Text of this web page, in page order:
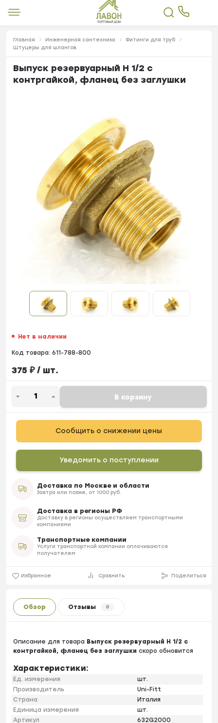
Главная Инженерная сантехника
Фитинги для труб
Штуцеры для шлангов
Выпуск резервуарный Н 1/2 с
контргайкой, фланец без заглушки
Нет в наличии
Код товара: 611-788-800
375 ₽/ шт.
В корзину
Сообщить о снижении цены
Уведомить о поступлении
Доставка по Москве и области
Завтра или позже, от 1000 руб.
Доставка в регионы РФ
Доставку в регионы осуществляем транспортными
компаниями
Транспортные компании
Услуги транспортной компании оплачиваются
получателем
Избранное Сравнить Поделиться
Обзор Отзывы 0
Описание для товара Выпуск резервуарный Н 1/2 с
контргайкой, фланец без заглушки скоро обновится
Характеристики:
Ед. измерения
шт.
Производитель
Uni-Fitt
Страна
Италия
Единица измерения
шт.
Артикул
632G2000